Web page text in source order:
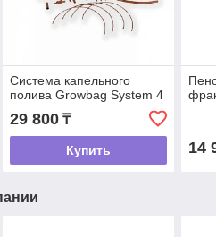
Система капельного
полива Growbag System 4
29 800₸
Купить 14